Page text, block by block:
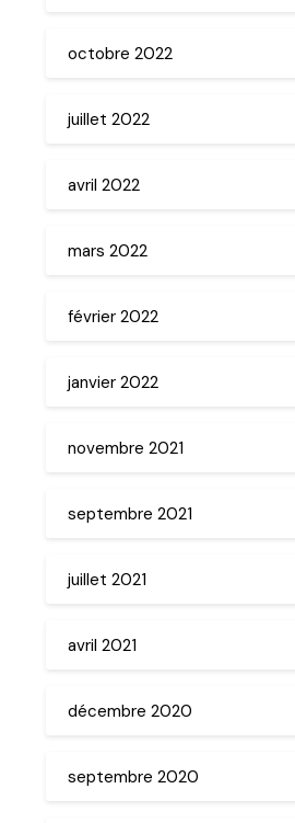
octobre 2022
juillet 2022
avril 2022
mars 2022
février 2022
janvier 2022
novembre 2021
septembre 2021
juillet 2021
avril 2021
décembre 2020
septembre 2020